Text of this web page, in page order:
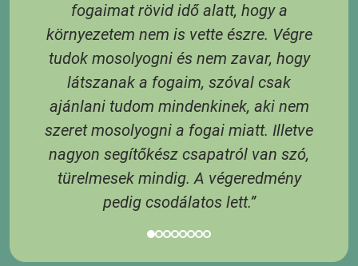
fogaimat rövid idő alatt, hogy a
környezetem nem is vette észre. Végre
tudok mosolyogni és nem zavar, hogy
látszanak a fogaim, szóval csak
ajánlani tudom mindenkinek, aki nem
szeret mosolyogni a fogai miatt. Illetve
nagyon segítőkész csapatról van szó,
türelmesek mindig. A végeredmény
pedig csodálatos lett.”